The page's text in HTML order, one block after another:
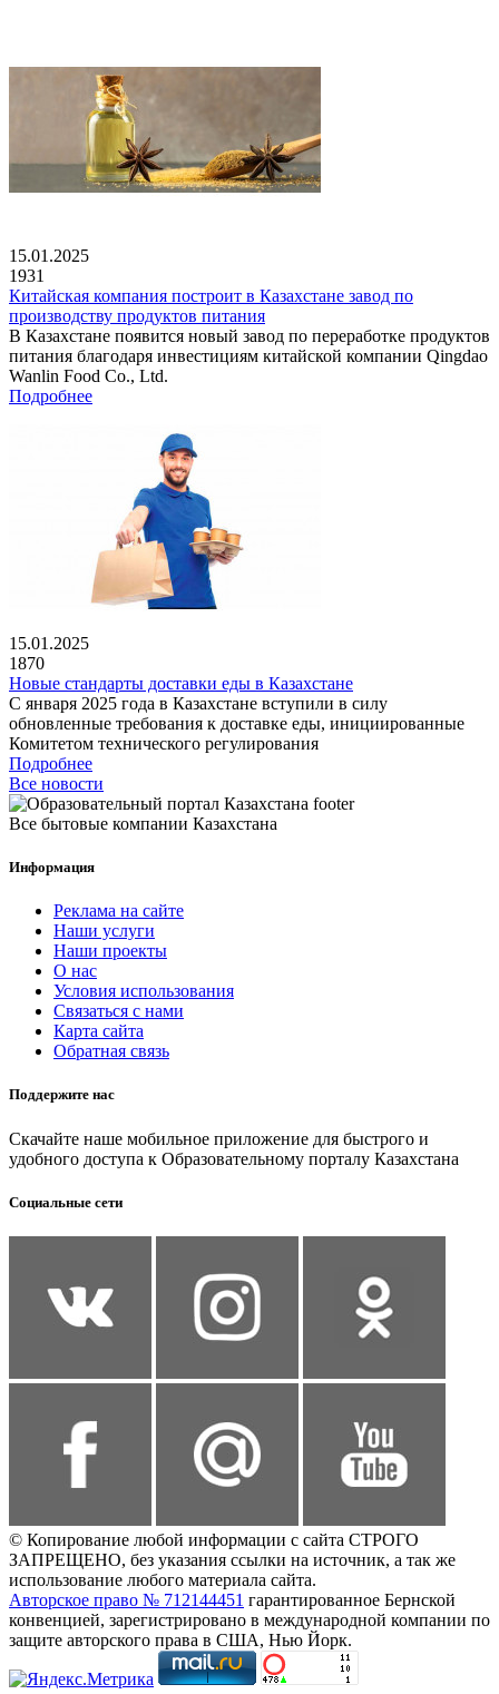
15.01.2025
1931
Китайская компания построит в Казахстане завод по
производству продуктов питания
В Казахстане появится новый завод по переработке продуктов
питания благодаря инвестициям китайской компании Qingdao
Wanlin Food Co., Ltd.
Подробнее
15.01.2025
1870
Новые стандарты доставки еды в Казахстане
С января 2025 года в Казахстане вступили в силу
обновленные требования к доставке еды, инициированные
Комитетом технического регулирования
Подробнее
Все новости
Все бытовые компании Казахстана
Информация
Реклама на сайте
Наши услуги
Наши проекты
О нас
Условия использования
Связаться с нами
Карта сайта
Обратная связь
Поддержите нас
Скачайте наше мобильное приложение для быстрого и
удобного доступа к Образовательному порталу Казахстана
Социальные сети
© Копирование любой информации с сайта СТРОГО
ЗАПРЕЩЕНО, без указания ссылки на источник, а так же
использование любого материала сайта.
Авторское право № 712144451 гарантированное Бернской
конвенцией, зарегистрировано в международной компании по
защите авторского права в США, Нью Йорк.